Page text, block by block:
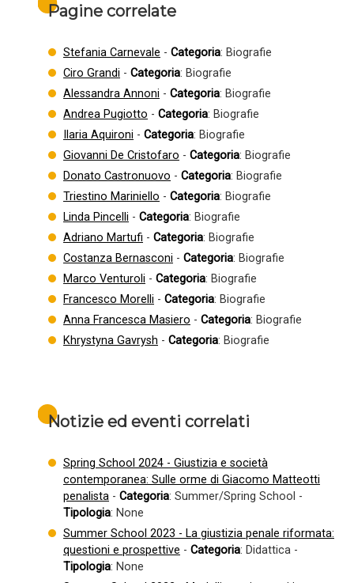
Pagine correlate
Stefania Carnevale - Categoria: Biografie
Ciro Grandi - Categoria: Biografie
Alessandra Annoni - Categoria: Biografie
Andrea Pugiotto - Categoria: Biografie
Ilaria Aquironi - Categoria: Biografie
Giovanni De Cristofaro - Categoria: Biografie
Donato Castronuovo - Categoria: Biografie
Triestino Mariniello - Categoria: Biografie
Linda Pincelli - Categoria: Biografie
Adriano Martufi - Categoria: Biografie
Costanza Bernasconi - Categoria: Biografie
Marco Venturoli - Categoria: Biografie
Francesco Morelli - Categoria: Biografie
Anna Francesca Masiero - Categoria: Biografie
Khrystyna Gavrysh - Categoria: Biografie
Notizie ed eventi correlati
Spring School 2024 - Giustizia e società
contemporanea: Sulle orme di Giacomo Matteotti
penalista - Categoria: Summer/Spring School -
Tipologia: None
Summer School 2023 - La giustizia penale riformata:
questioni e prospettive - Categoria: Didattica -
Tipologia: None